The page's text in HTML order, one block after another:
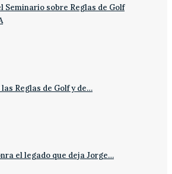
Seminario sobre Reglas de Golf
Reglas de Golf y de…
el legado que deja Jorge…